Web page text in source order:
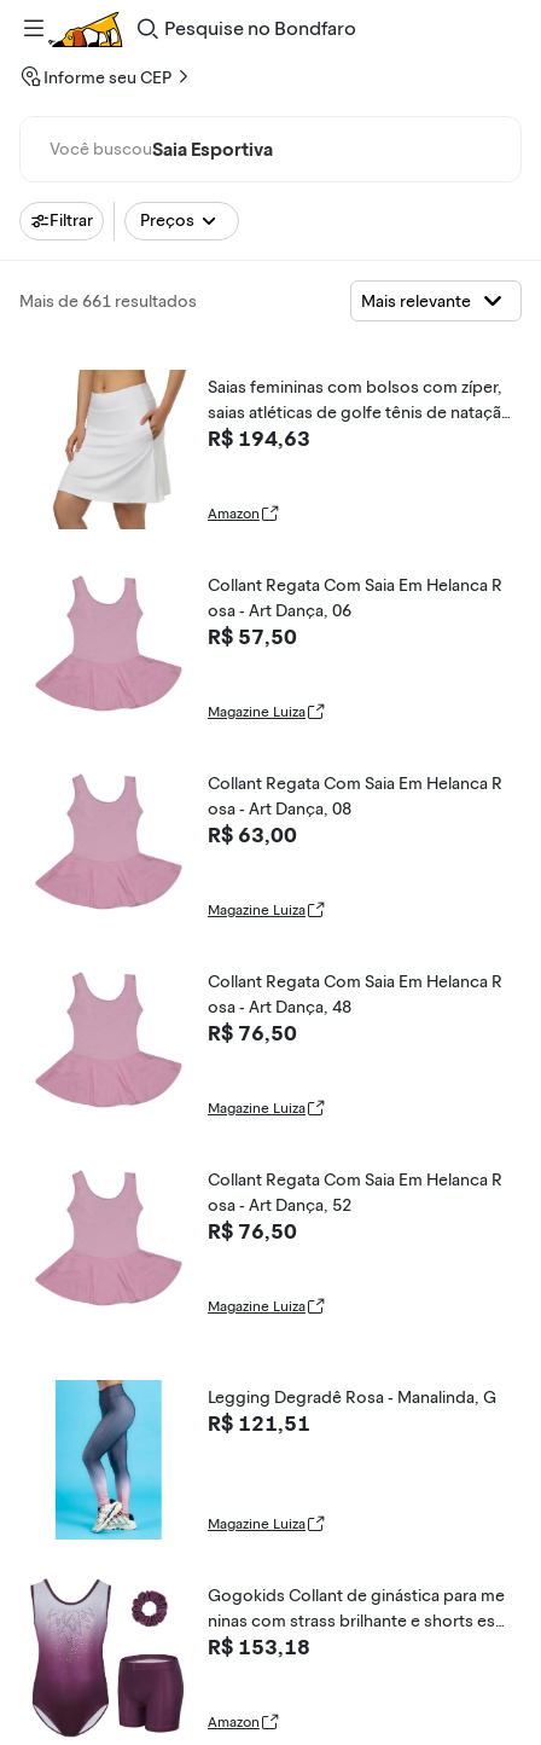
Pesquise
Bondfaro
Informe seu CEP
Você buscouSaia Esportiva
Filtrar Preços
Mais de 661 resultados
Saias femininas com bolsos com zíper,
saias atléticas de golfe tênis de natação
50,8 cm comprimento até o joelho para
R$ 194,63
Amazon
Collant Regata Com Saia Em Helanca R
osa - Art Dança, 06
R$ 57,50
Magazine Luiza
Collant Regata Com Saia Em Helanca R
osa - Art Dança, 08
R$ 63,00
Magazine Luiza
Collant Regata Com Saia Em Helanca R
osa - Art Dança, 48
R$ 76,50
Magazine Luiza
Collant Regata Com Saia Em Helanca R
osa - Art Dança, 52
R$ 76,50
Magazine Luiza
Legging Degradê Rosa - Manalinda, G
R$ 121,51
Magazine Luiza
Gogokids Collant de ginástica para me
ninas com strass brilhante e shorts esp
ortivos, Roxo claro, 6-7 Anos
R$ 153,18
Amazon